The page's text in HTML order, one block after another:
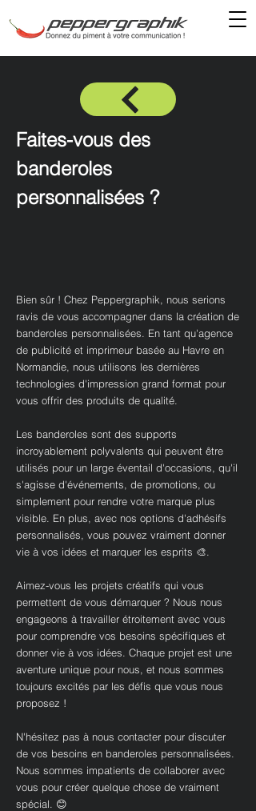
Faites-vous des
banderoles
personnalisées ?
Bien sûr ! Chez Peppergraphik, nous serions
ravis de vous accompagner dans la création de
banderoles personnalisées. En tant qu'agence
de publicité et imprimeur basée au Havre en
Normandie, nous utilisons les dernières
technologies d'impression grand format pour
vous offrir des produits de qualité.
Les banderoles sont des supports
incroyablement polyvalents qui peuvent être
utilisés pour un large éventail d'occasions, qu'il
s'agisse d'événements, de promotions, ou
simplement pour rendre votre marque plus
visible. En plus, avec nos options d'adhésifs
personnalisés, vous pouvez vraiment donner
vie à vos idées et marquer les esprits 🎨.
Aimez-vous les projets créatifs qui vous
permettent de vous démarquer ? Nous nous
engageons à travailler étroitement avec vous
pour comprendre vos besoins spécifiques et
donner vie à vos idées. Chaque projet est une
aventure unique pour nous, et nous sommes
toujours excités par les défis que vous nous
proposez !
N'hésitez pas à nous contacter pour discuter
de vos besoins en banderoles personnalisées.
Nous sommes impatients de collaborer avec
vous pour créer quelque chose de vraiment
spécial. 😊